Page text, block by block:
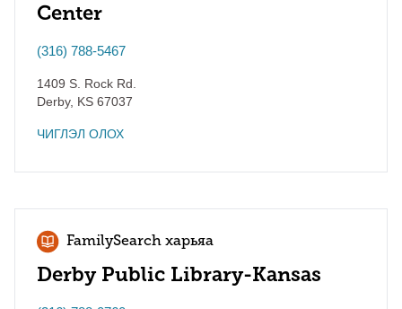
Center
(316) 788-5467
1409 S. Rock Rd.
Derby, KS 67037
ЧИГЛЭЛ ОЛОХ
FamilySearch харьяа
Derby Public Library-Kansas